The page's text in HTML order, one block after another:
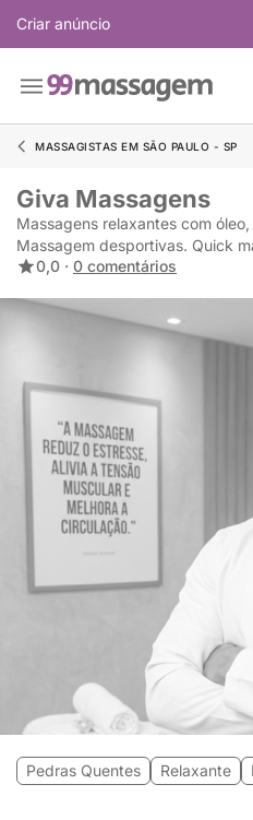
Criar anúncio
MASSAGISTAS EM SÃO PAULO - SP
Giva Massagens
Massagens relaxantes com
Massagem desportivas. Quick
0,0 · 0 comentários
Pedras Quentes Relaxante